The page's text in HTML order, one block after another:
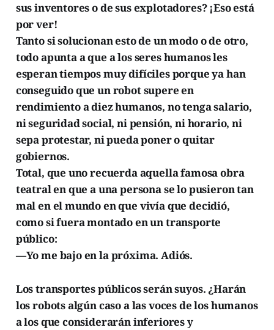
sus inventores o de sus explotadores? ¡Eso está
por ver!
Tanto si solucionan esto de un modo o de otro,
todo apunta a que a los seres humanos les
esperan tiempos muy difíciles porque ya han
conseguido que un robot supere en
rendimiento a diez humanos, no tenga salario,
ni seguridad social, ni pensión, ni horario, ni
sepa protestar, ni pueda poner o quitar
gobiernos.
Total, que uno recuerda aquella famosa obra
teatral en que a una persona se lo pusieron tan
mal en el mundo en que vivía que decidió,
como si fuera montado en un transporte
público:
—Yo me bajo en la próxima. Adiós.
Los transportes públicos serán suyos. ¿Harán
los robots algún caso a las voces de los humanos
a los que considerarán inferiores y